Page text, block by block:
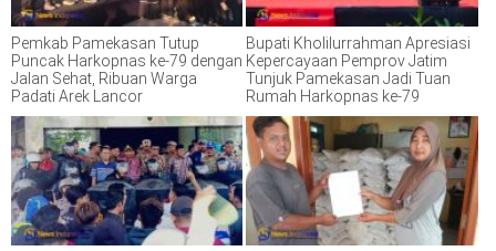
Pemkab Pamekasan Tutup
Puncak Harkopnas ke-79 dengan
Jalan Sehat, Ribuan Warga
Padati Arek Lancor
Bupati Kholilurrahman Apresiasi
Kepercayaan Pemprov Jatim
Tunjuk Pamekasan Jadi Tuan
Rumah Harkopnas ke-79